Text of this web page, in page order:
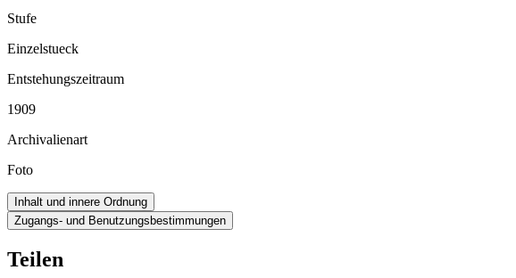
Stufe
Einzelstueck
Entstehungszeitraum
1909
Archivalienart
Foto
Inhalt und innere Ordnung
Zugangs- und Benutzungsbestimmungen
Teilen